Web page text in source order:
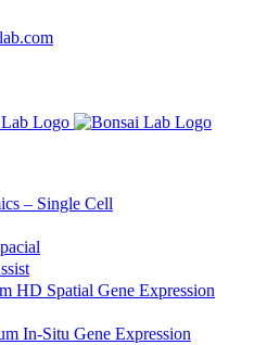
– Single Cell
HD Spatial Gene Expression
In-Situ Gene Expression